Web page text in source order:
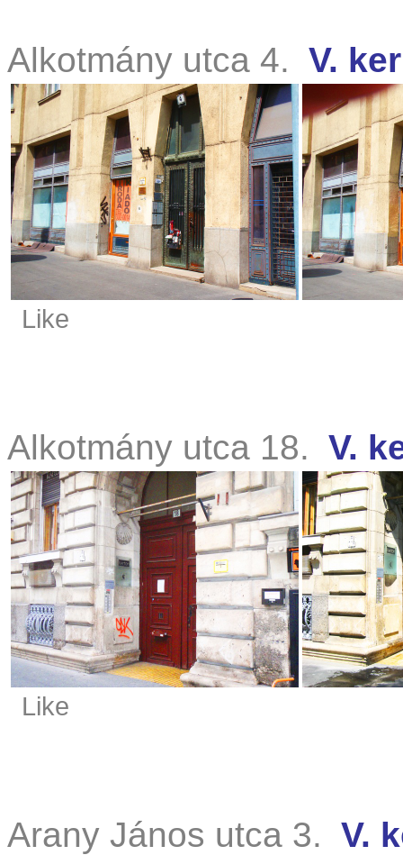
Alkotmány utca 4. V. ker
Like
Alkotmány utca 18. V.
Like
Arany János utca 3. V.